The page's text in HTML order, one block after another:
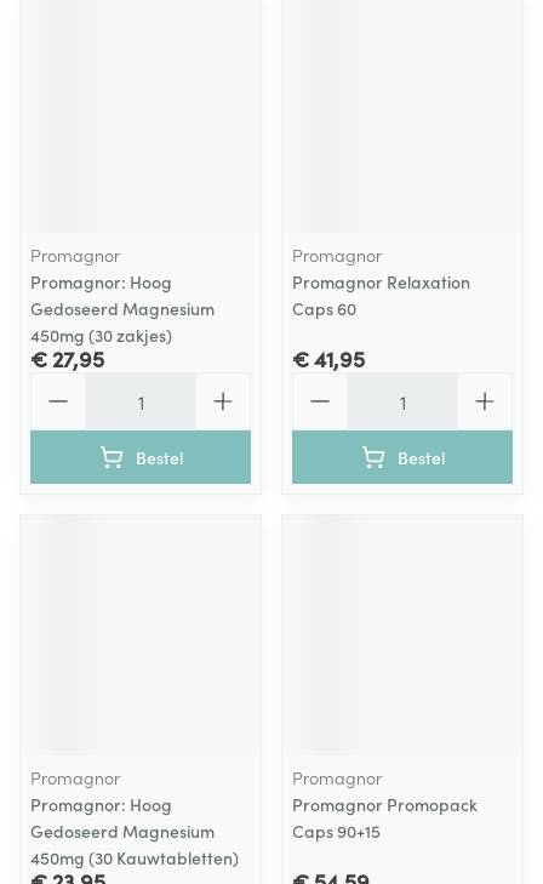
Promagnor
Promagnor: Hoog
Gedoseerd Magnesium
450mg (30 zakjes)
€ 27,95
Bestel
Promagnor
Promagnor Relaxation
Caps 60
€ 41,95
Bestel
Promagnor
Promagnor: Hoog
Gedoseerd Magnesium
450mg (30 Kauwtabletten)
Promagnor
Promagnor Promopack
Caps 90+15